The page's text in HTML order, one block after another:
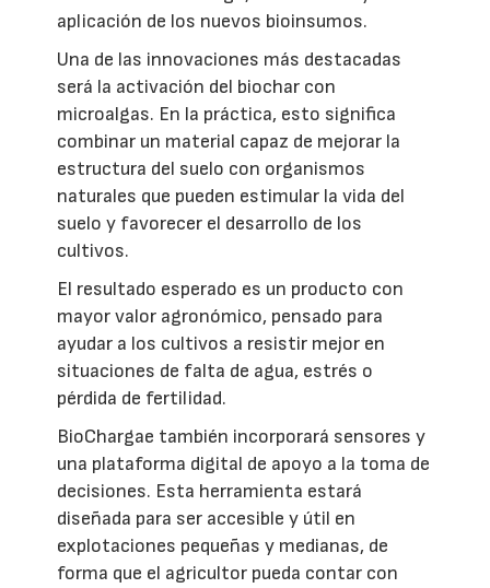
aplicación de los nuevos bioinsumos.
Una de las innovaciones más destacadas
será la activación del biochar con
microalgas. En la práctica, esto significa
combinar un material capaz de mejorar la
estructura del suelo con organismos
naturales que pueden estimular la vida del
suelo y favorecer el desarrollo de los
cultivos.
El resultado esperado es un producto con
mayor valor agronómico, pensado para
ayudar a los cultivos a resistir mejor en
situaciones de falta de agua, estrés o
pérdida de fertilidad.
BioChargae también incorporará sensores y
una plataforma digital de apoyo a la toma de
decisiones. Esta herramienta estará
diseñada para ser accesible y útil en
explotaciones pequeñas y medianas, de
forma que el agricultor pueda contar con